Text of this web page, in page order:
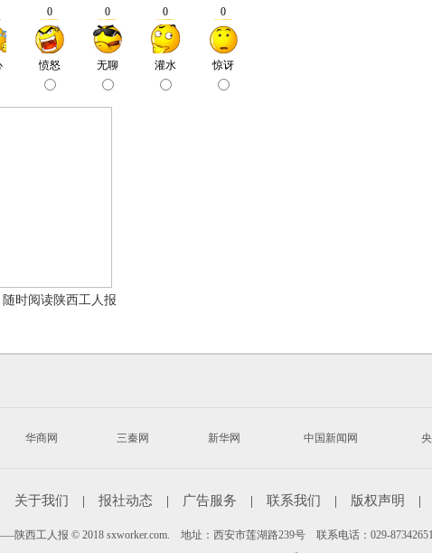
时阅读陕西工人报
华商网 三秦网 新华网 中国新闻网
关于我们 | 报社动态 | 广告服务 | 联系我们 | 版权声明 |
陕西工人报 © 2018 sxworker.com. 地址：西安市莲湖路239号 联系电话：029-